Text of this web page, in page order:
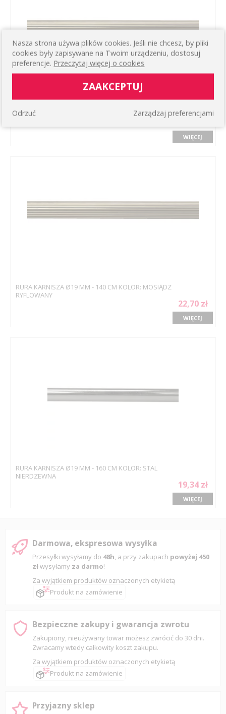
RYFLOWANY
WIĘCEJ
RURA KARNISZA Ø19 MM - 140 CM KOLOR: MOSIĄDZ
RYFLOWANY
22,70 zł
WIĘCEJ
RURA KARNISZA Ø19 MM - 160 CM KOLOR: STAL
NIERDZEWNA
19,34 zł
WIĘCEJ
Darmowa, ekspresowa wysyłka
Przesyłki wysyłamy do 48h, a przy zakupach powyżej 450
złwysyłamy za darmo!
Za wyjątkiem produktów oznaczonych etykietą
Produkt na zamówienie
Bezpieczne zakupy i gwarancja zwrotu
Zakupiony, nieużywany towar możesz zwrócić do 30 dni.
Zwracamy wtedy całkowity koszt zakupu.
Za wyjątkiem produktów oznaczonych etykietą
Produkt na zamówienie
Przyjazny sklep
Nasza strona używa plików cookies. Jeśli nie chcesz, by pliki
cookies były zapisywane na Twoim urządzeniu, dostosuj
preferencje. Przeczytaj więcej o cookies
ZAAKCEPTUJ
Zarządzaj preferencjami
Odrzuć